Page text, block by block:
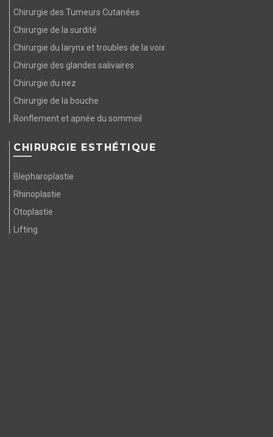
Chirurgie des Tumeurs Cutanées
Chirurgie de la surdité
Chirurgie du larynx et troubles de la voix
Chirurgie des glandes salivaires
Chirurgie du nez
Chirurgie de la bouche
Ronflement et apnée du sommeil
CHIRURGIE ESTHÉTIQUE
Blepharoplastie
Rhinoplastie
Otoplastie
Lifting